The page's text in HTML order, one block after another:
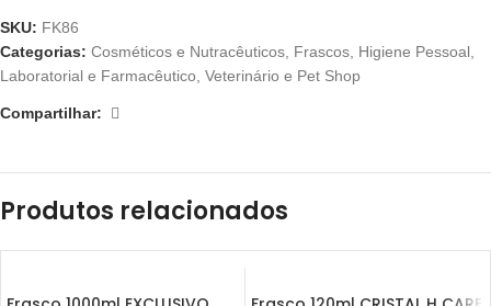
SKU: FK86
Categorias: Cosméticos e Nutracêuticos Frascos Higiene Pessoal
Laboratorial e Farmacêutico Veterinário e Pet Shop
Compartilhar:
Produtos relacionados